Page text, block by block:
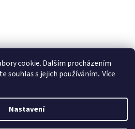
cookie. Dalším procházením
souhlas s jejich používáním.. Více
Nastavení
Vytvořil Shoptet